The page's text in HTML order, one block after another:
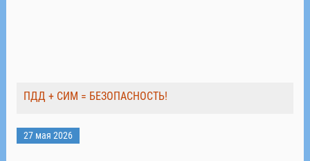
ПДД + СИМ = БЕЗОПАСНОСТЬ!
27 мая 2026